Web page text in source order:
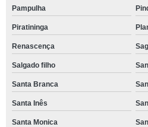
Pampulha
Piratininga
Renascença
Salgado filho
Santa Branca
Santa Inês
Santa Monica